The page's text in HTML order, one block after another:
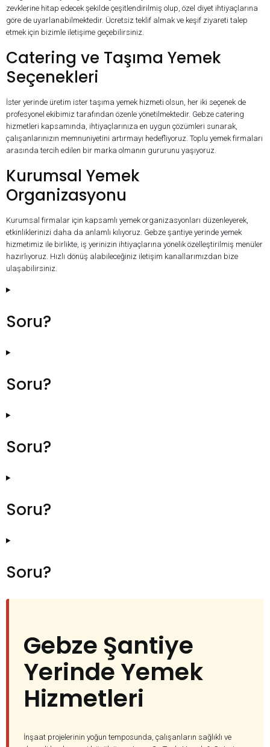
zevklerine hitap edecek şekilde çeşitlendirilmiş olup, özel diyet ihtiyaçlarına
göre de uyarlanabilmektedir. Ücretsiz teklif almak ve keşif ziyareti talep
etmek için bizimle iletişime geçebilirsiniz.
Catering ve Taşıma Yemek
Seçenekleri
İster yerinde üretim ister taşıma yemek hizmeti olsun, her iki seçenek de
profesyonel ekibimiz tarafından özenle yönetilmektedir. Gebze catering
hizmetleri kapsamında, ihtiyaçlarınıza en uygun çözümleri sunarak,
çalışanlarınızın memnuniyetini artırmayı hedefliyoruz. Toplu yemek firmaları
arasında tercih edilen bir marka olmanın gururunu yaşıyoruz.
Kurumsal Yemek
Organizasyonu
Kurumsal firmalar için kapsamlı yemek organizasyonları düzenleyerek,
etkinliklerinizi daha da anlamlı kılıyoruz. Gebze şantiye yerinde yemek
hizmetimiz ile birlikte, iş yerinizin ihtiyaçlarına yönelik özelleştirilmiş menüler
hazırlıyoruz. Hızlı dönüş alabileceğiniz iletişim kanallarımızdan bize
ulaşabilirsiniz.
Soru?
Soru?
Soru?
Soru?
Soru?
Gebze Şantiye
Yerinde Yemek
Hizmetleri
İnşaat projelerinin yoğun temposunda, çalışanların sağlıklı ve